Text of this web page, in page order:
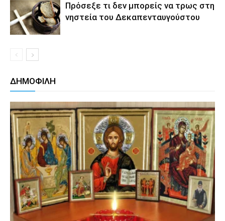
Πρόσεξε τι δεν μπορείς να τρως στη
νηστεία του Δεκαπενταυγούστου
ΔΗΜΟΦΙΛΗ